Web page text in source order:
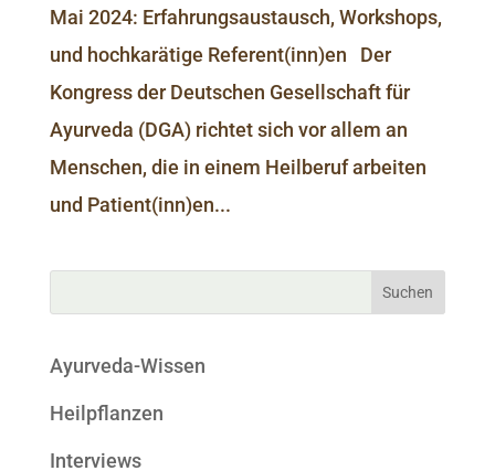
Mai 2024: Erfahrungsaustausch, Workshops,
und hochkarätige Referent(inn)en Der
Kongress der Deutschen Gesellschaft für
Ayurveda (DGA) richtet sich vor allem an
Menschen, die in einem Heilberuf arbeiten
und Patient(inn)en...
Ayurveda-Wissen
Heilpflanzen
Interviews